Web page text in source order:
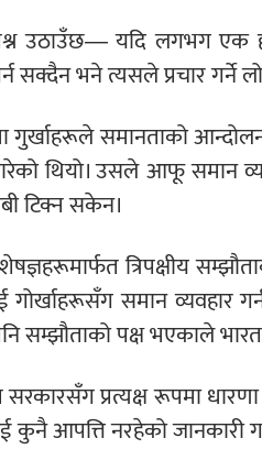
उठाउँछ— यदि लगभग एक
सक्दैन भने त्यसले प्रचार गर्ने
समानताको
थियो। उसले आफू समान
टिक्न सकेन।
त्रिपक्षीय
गोर्खाहरूसँग समान व्यवहार
सम्झौताको पक्ष भएकाले
प्रत्यक्ष रूपमा
कुनै आपत्ति नरहेको जानकारी